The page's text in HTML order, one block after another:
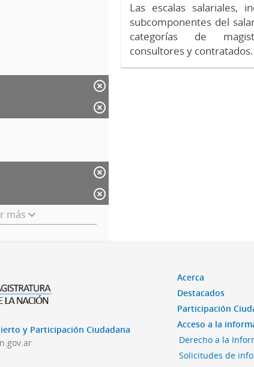
más
Las escalas salariales,
subcomponentes del
categorías de
consultores y
y Participación Ciudadana
Acerca
Destacados
Participación
Acceso a la
Derecho a la
Solicitudes de